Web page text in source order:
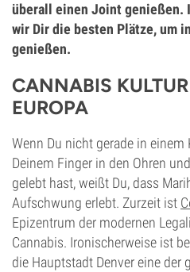
überall einen Joint genießen.
wir Dir die besten Plätze, um
genießen.
CANNABIS
EUROPA
Wenn Du nicht gerade in
Deinem Finger in den Ohren
gelebt hast, weißt Du, dass
Aufschwung erlebt. Zurzeit ist
Epizentrum der modernen
Cannabis. Ironischerweise ist
die Hauptstadt Denver eine der